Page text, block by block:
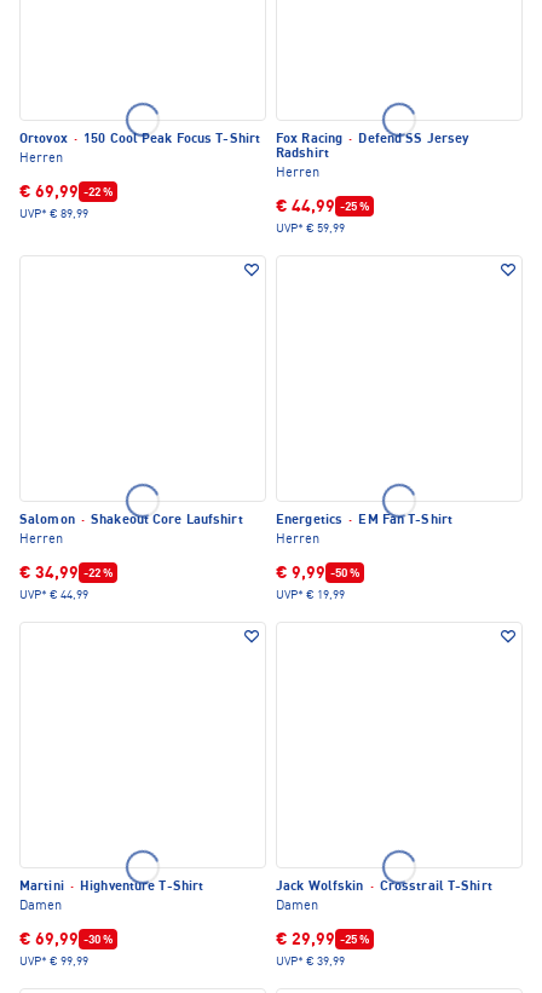
Ortovox · 150 Cool Peak Focus T-Shirt
Herren
€ 69,99 -22 %
UVP* € 89,99
Fox Racing · Defend SS Jersey
Radshirt
Herren
€ 44,99 -25 %
UVP* € 59,99
Salomon · Shakeout Core Laufshirt
Herren
€ 34,99 -22 %
UVP* € 44,99
Energetics · EM Fan T-Shirt
Herren
€ 9,99 -50 %
UVP* € 19,99
Martini · Highventure T-Shirt
Damen
€ 69,99 -30 %
UVP* € 99,99
Jack Wolfskin · Crosstrail T-Shirt
Damen
€ 29,99 -25 %
UVP* € 39,99